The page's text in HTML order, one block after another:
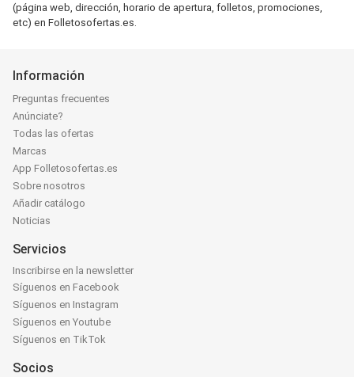
(página web, dirección, horario de apertura, folletos, promociones,
etc) en Folletosofertas.es.
Información
Preguntas frecuentes
Anúnciate?
Todas las ofertas
Marcas
App Folletosofertas.es
Sobre nosotros
Añadir catálogo
Noticias
Servicios
Inscribirse en la newsletter
Síguenos en Facebook
Síguenos en Instagram
Síguenos en Youtube
Síguenos en TikTok
Socios